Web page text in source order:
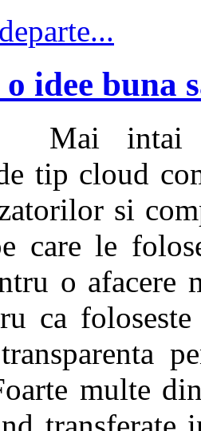
idee buna
Mai intai
tip cloud
si
care le
o afacere
ca
multe